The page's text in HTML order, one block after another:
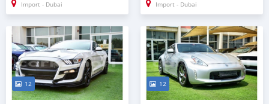
Import - Dubai Import - Dubai
12 12